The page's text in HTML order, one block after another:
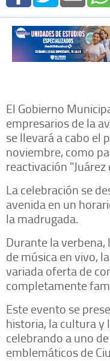
El Gobierno
empresarios de la
se llevará a cabo el
noviembre, como
reactivación "Juárez
La celebración se
avenida en un
la madrugada.
Durante la
de música en vivo,
variada oferta de
completamente
Este evento se
historia, la cultura y
celebrando a uno
emblemáticos de